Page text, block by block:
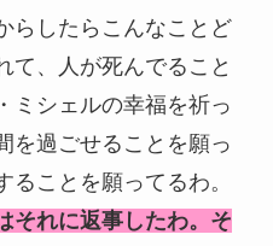
らしたらこんなことど
て、人が死んでること
ミシェルの幸福を祈っ
を過ごせることを願っ
ことを願ってるわ。
それに返事したわ。そ